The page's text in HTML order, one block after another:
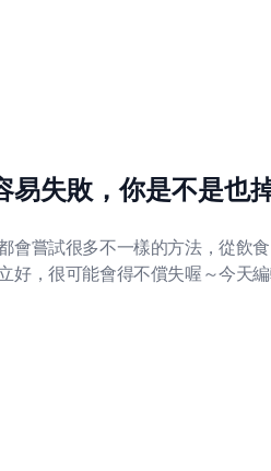
失敗，你是不是也
會嘗試很多不一樣的方法，從飲
好，很可能會得不償失喔～今天